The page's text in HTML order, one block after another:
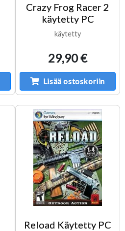
Crazy Frog Racer 2
käytetty PC
käytetty
29,90 €
Lisää ostoskoriin
Reload Käytetty PC